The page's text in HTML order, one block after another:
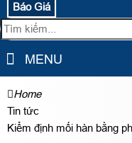
Báo Giá
MENU
Home
Tin tức
Kiểm định mối hàn bằng